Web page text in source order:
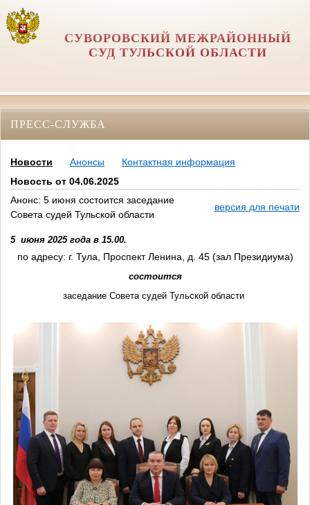
СУВОРОВСКИЙ МЕЖРАЙОННЫЙ
СУД ТУЛЬСКОЙ ОБЛАСТИ
ПРЕСС-СЛУЖБА
Новости Анонсы
Контактная информация
Новость от 04.06.2025
Анонс: 5 июня состоится заседание
Совета судей Тульской области
версия для печати
5 июня 2025 года в 15.00.
по адресу: г. Тула, Проспект Ленина, д. 45 (зал Президиума)
состоится
заседание Совета судей Тульской области